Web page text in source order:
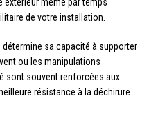
de votre installation.
détermine sa capacité à supporter
ou les manipulations
sont souvent renforcées aux
résistance à la déchirure